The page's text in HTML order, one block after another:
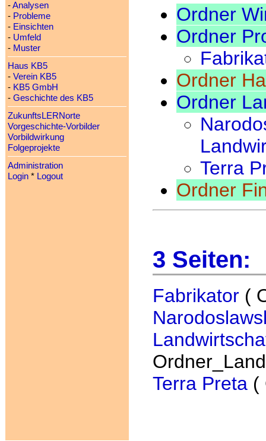
-Analysen
- Probleme
- Einsichten
- Umfeld
- Muster
Haus KB5
- Verein KB5
- KB5 GmbH
- Geschichte des KB5
ZukunftsLERNorte
Vorgeschichte-Vorbilder
Vorbildwirkung
Folgeprojekte
Administration
Login* Logout
Ordner
Ordner
Ordner
Ordner
Terra
Ordner
3 Seiten:
Fabrikator(
Terra Preta(